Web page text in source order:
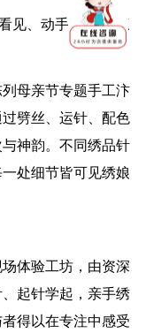
见、动手、留住”三
母亲节专题手工汴
劈丝、运针、配色
神韵。不同绣品针
处细节皆可见绣娘
体验工坊，由资深
起针学起，亲手绣
得以在专注中感受